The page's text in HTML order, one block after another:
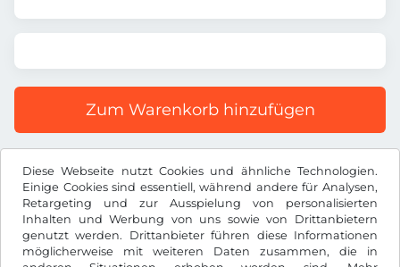
Diese Webseite nutzt Cookies und ähnliche Technologien.
Einige Cookies sind essentiell, während andere für Analysen,
Retargeting und zur Ausspielung von personalisierten
Inhalten und Werbung von uns sowie von Drittanbietern
genutzt werden. Drittanbieter führen diese Informationen
möglicherweise mit weiteren Daten zusammen, die in
Zum Warenkorb hinzufügen
Alle Preise inkl. gesetzlicher MwSt.
TL ₺TRY